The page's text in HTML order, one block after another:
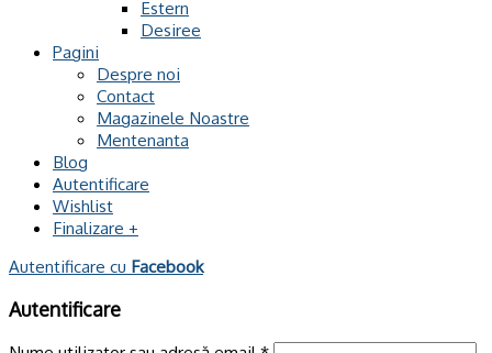
Estern
Desiree
Pagini
Despre noi
Contact
Magazinele Noastre
Mentenanta
Blog
Autentificare
Wishlist
Finalizare +
Autentificare cu Facebook
Autentificare